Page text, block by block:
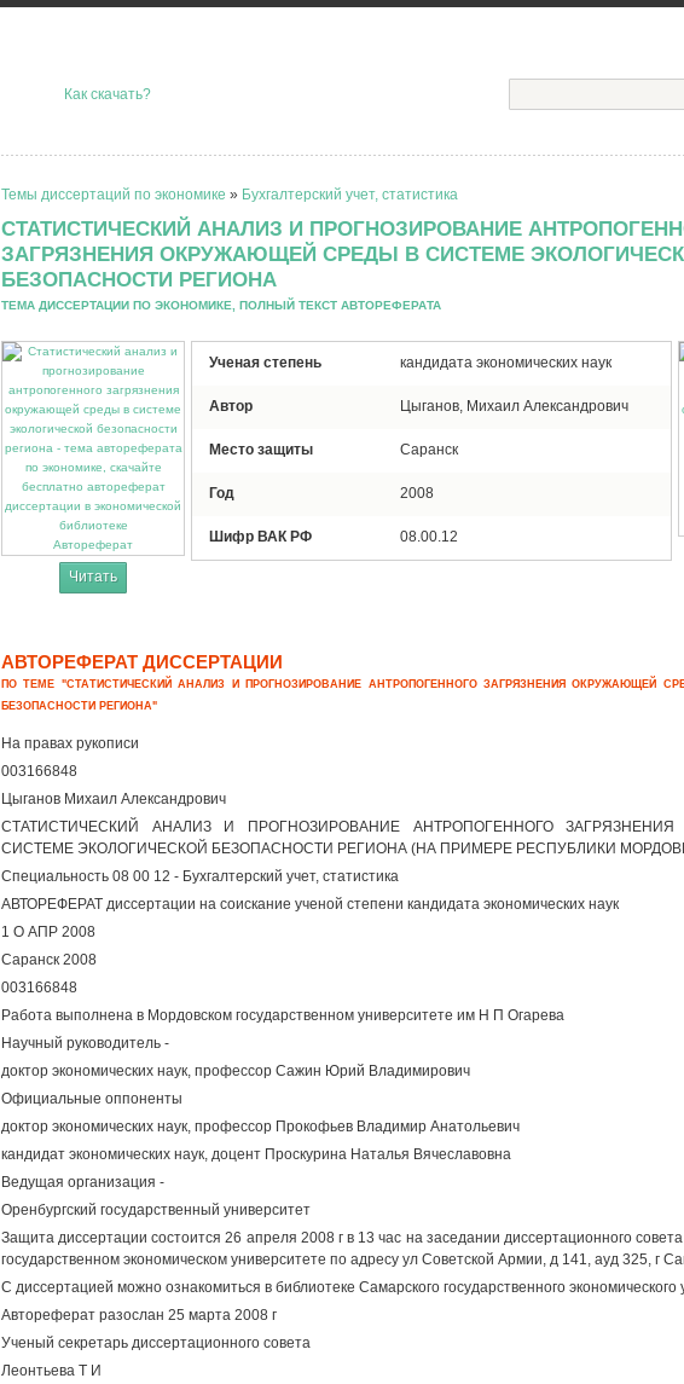
Как скачать?
Темы диссертаций по экономике » Бухгалтерский учет, статистика
СТАТИСТИЧЕСКИЙ АНАЛИЗ И ПРОГНОЗИРОВАНИЕ
ЗАГРЯЗНЕНИЯ ОКРУЖАЮЩЕЙ СРЕДЫ В СИСТЕМЕ
БЕЗОПАСНОСТИ РЕГИОНА
ТЕМА ДИССЕРТАЦИИ ПО ЭКОНОМИКЕ, ПОЛНЫЙ ТЕКСТ АВТОРЕФЕРАТА
Автореферат
Читать
Ученая степень кандидата экономических наук
Автор Цыганов, Михаил Александрович
Место защиты Саранск
Год 2008
Шифр ВАК РФ 08.00.12
АВТОРЕФЕРАТ ДИССЕРТАЦИИ
ПО ТЕМЕ "СТАТИСТИЧЕСКИЙ АНАЛИЗ И ПРОГНОЗИРОВАНИЕ АНТРОПОГЕННОГО ЗАГРЯЗНЕНИЯ ОКРУЖАЮЩЕЙ
БЕЗОПАСНОСТИ РЕГИОНА"
На правах рукописи
003166848
Цыганов Михаил Александрович
СТАТИСТИЧЕСКИЙ АНАЛИЗ И ПРОГНОЗИРОВАНИЕ АНТРОПОГЕННОГО
СИСТЕМЕ ЭКОЛОГИЧЕСКОЙ БЕЗОПАСНОСТИ РЕГИОНА (НА ПРИМЕРЕ РЕСПУБЛИКИ
Специальность 08 00 12 - Бухгалтерский учет, статистика
АВТОРЕФЕРАТ диссертации на соискание ученой степени кандидата экономических наук
1 О АПР 2008
Саранск 2008
003166848
Работа выполнена в Мордовском государственном университете им Н П Огарева
Научный руководитель -
доктор экономических наук, профессор Сажин Юрий Владимирович
Официальные оппоненты
доктор экономических наук, профессор Прокофьев Владимир Анатольевич
кандидат экономических наук, доцент Проскурина Наталья Вячеславовна
Ведущая организация -
Оренбургский государственный университет
Защита диссертации состоится 26 апреля 2008 г в 13 час на заседании диссертационного
государственном экономическом университете по адресу ул Советской Армии, д 141, ауд 325, г
С диссертацией можно ознакомиться в библиотеке Самарского государственного экономического
Автореферат разослан 25 марта 2008 г
Ученый секретарь диссертационного совета
Леонтьева Т И